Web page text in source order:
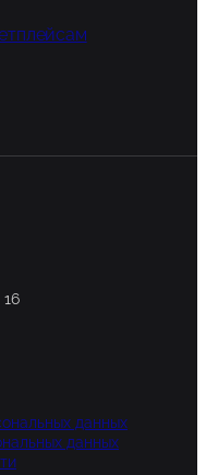
16
данных
данных